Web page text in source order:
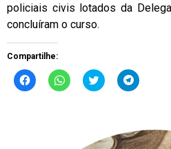
policiais civis lotados da
concluíram o curso.
Compartilhe:
Clique
para
Clique
para
janela)
Clique
para
nova
janela)
Clique
para
nova
janela)